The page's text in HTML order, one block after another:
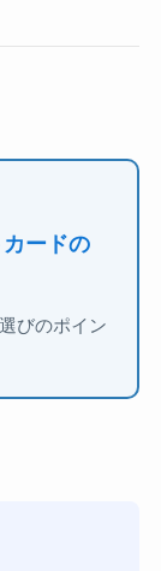
カードの
びのポイン